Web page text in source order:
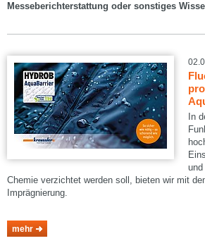
Messeberichterstattung oder sonstiges
In
Chemie verzichtet werden soll, bieten wir mit
Imprägnierung.
mehr